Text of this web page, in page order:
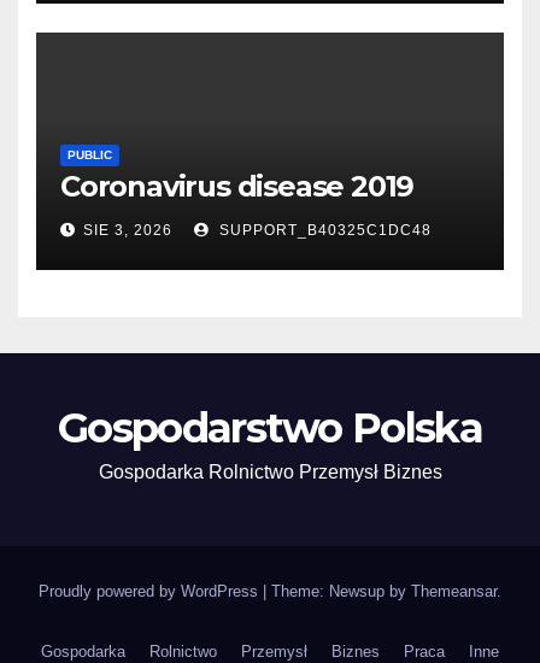
PUBLIC
Coronavirus disease 2019
SIE 3, 2026 SUPPORT_B40325C1DC48
Gospodarstwo Polska
Gospodarka Rolnictwo Przemysł Biznes
Proudly powered by WordPress Theme: Newsup by Themeansar.
Gospodarka Rolnictwo Przemysł Biznes Praca Inne